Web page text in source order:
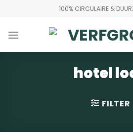
inhoud
100% CIRCULAIRE &
hotel
FILTER